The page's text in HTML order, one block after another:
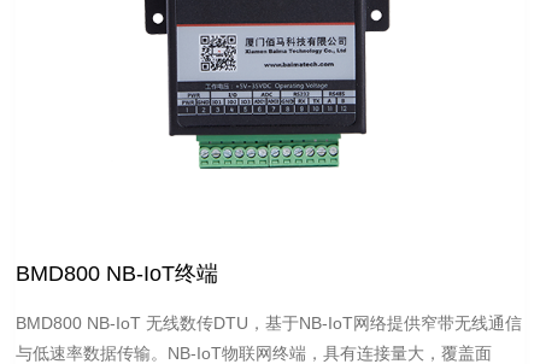
BMD800 NB-IoT终端
BMD800 NB-IoT 无线数传DTU，基于NB-IoT网络提供窄带无线通信
与低速率数据传输。NB-IoT物联网终端，具有连接量大，覆盖面